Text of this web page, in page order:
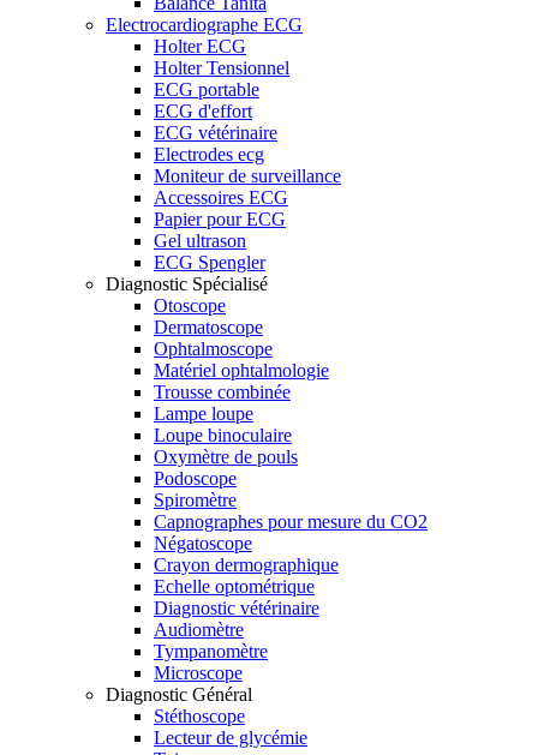
Electrocardiographe ECG
Holter ECG
Holter Tensionnel
ECG portable
ECG d'effort
ECG vétérinaire
Electrodes ecg
Moniteur de surveillance
Accessoires ECG
Papier pour ECG
Gel ultrason
ECG Spengler
Diagnostic Spécialisé
Otoscope
Dermatoscope
Ophtalmoscope
Matériel ophtalmologie
Trousse combinée
Lampe loupe
Loupe binoculaire
Oxymètre de pouls
Podoscope
Spiromètre
Capnographes pour mesure du CO2
Négatoscope
Crayon dermographique
Echelle optométrique
Diagnostic vétérinaire
Audiomètre
Tympanomètre
Microscope
Diagnostic Général
Stéthoscope
Lecteur de glycémie